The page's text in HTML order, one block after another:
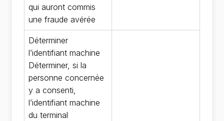
qui auront commis
une fraude avérée
Déterminer
l’identifiant machine
Déterminer, si la
personne concernée
y a consenti,
l’identifiant machine
du terminal